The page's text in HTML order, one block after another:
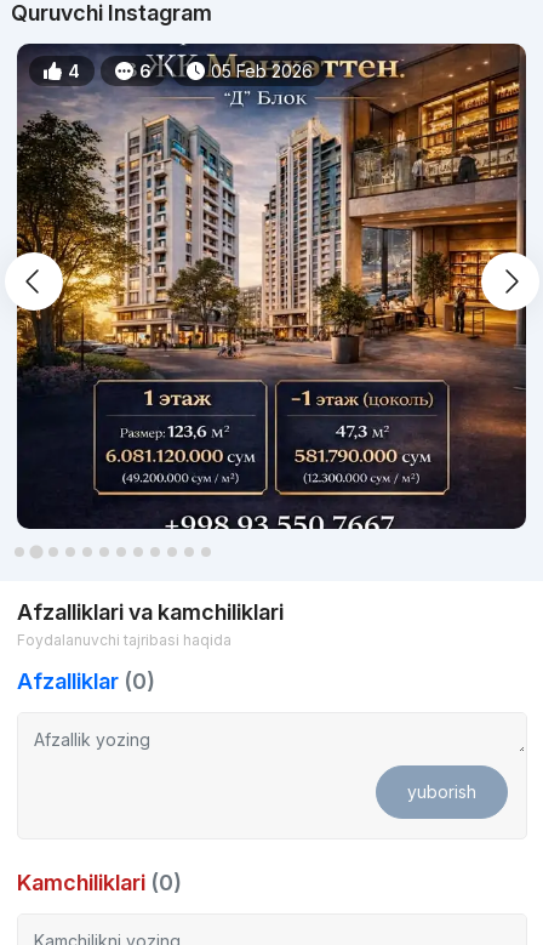
"Ashxobod" istirohat bog'i joylashgan. AVIAPARK biznes
markazi hududida 110 ta to'xtash joyida o'z to'xtash joyi mavjud.
Biznes markazidagi tijorat binolari narxi-havo
parki
Mijozlar e'tiboriga har qanday biznes g'oyaga mos keladigan
37 dan 2000 kvadrat metrgacha bo'lgan tijorat binolari taqdim
etiladi.
Quruvchi Instagram
4 6 05 Feb 2026
Afzalliklari va kamchiliklari
Foydalanuvchi tajribasi haqida
Afzalliklar (0)
yuborish
Kamchiliklari (0)